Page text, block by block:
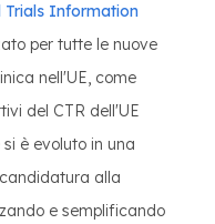
Trials Information
per tutte le nuove
nell'UE, come
del CTR dell'UE
è evoluto in una
alla
e semplificando